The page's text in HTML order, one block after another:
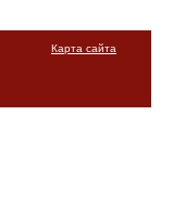
Карта сайта